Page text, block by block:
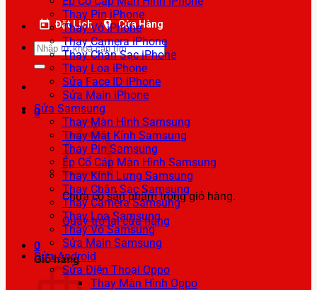
Đặt Lịch Cửa Hàng
Tìm
kiếm:
0
Chưa có sản phẩm trong giỏ hàng.
Quay trở lại cửa hàng
0
Giỏ hàng
Thay Pin iPhone
Thay Vỏ iPhone
Thay Camera iPhone
Thay Chân Sạc iPhone
Thay Loa iPhone
Sửa Face ID iPhone
Sửa Main iPhone
Sửa Samsung
Thay Màn Hình Samsung
Thay Mặt Kính Samsung
Thay Pin Samsung
Ép Cổ Cáp Màn Hình Samsung
Thay Kính Lưng Samsung
Thay Chân Sạc Samsung
Thay Camera Samsung
Thay Loa Samsung
Thay Vỏ Samsung
Sửa Main Samsung
Sửa Android
Sửa Điện Thoại Oppo
Thay Màn Hình Oppo